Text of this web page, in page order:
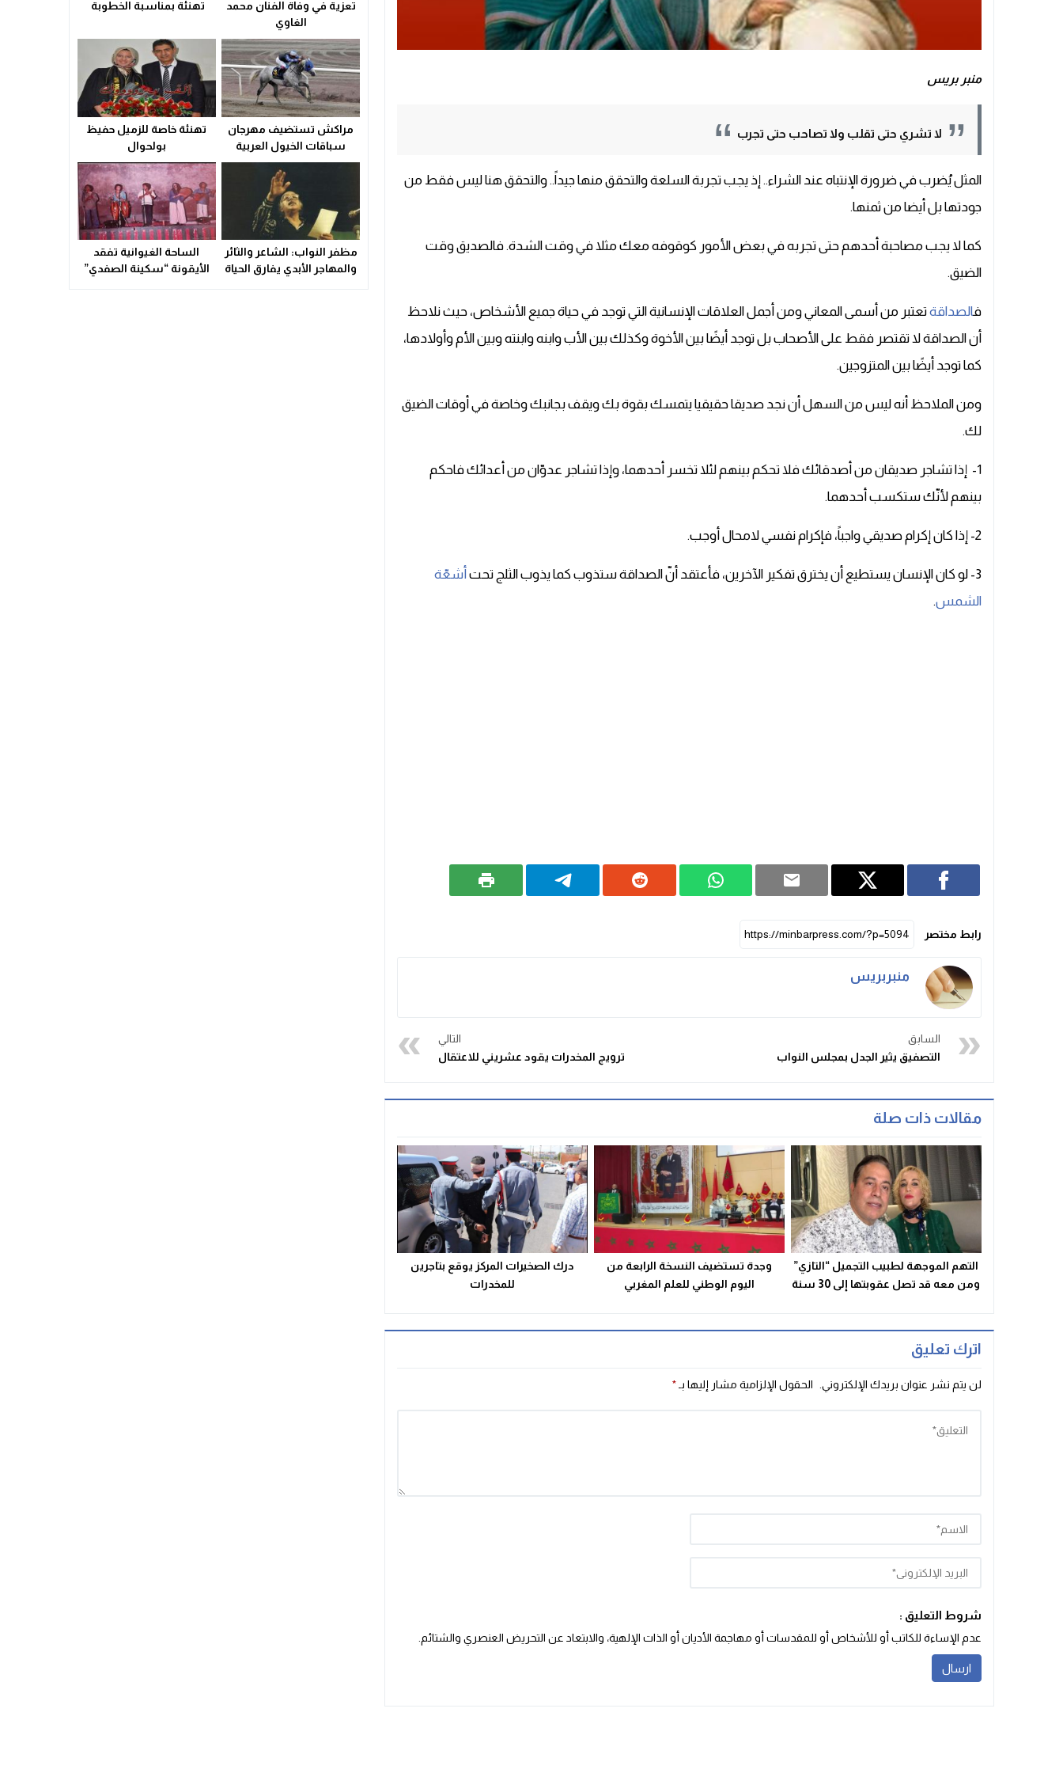
منبر بريس
لا تشري حتى تقلب ولا تصاحب حتى تجرب
المثل يُضرب في ضرورة الإنتباه عند الشراء.. إذ يجب تجربة السلعة والتحقق منها جيداً.. والتحقق هنا ليس فقط من
جودتها بل أيضا من ثمنها.
كما لا يجب مصاحبة أحدهم حتى تجربه في بعض الأمور كوقوفه معك مثلا في وقت الشدة. فالصديق وقت
الضيق.
فالصداقةتعتبر من أسمى المعاني ومن أجمل العلاقات الإنسانية التي توجد في حياة جميع الأشخاص، حيث نلاحظ
أن الصداقة لا تقتصر فقط على الأصحاب بل توجد أيضًا بين الأخوة وكذلك بين الأب وابنه وابنته وبين الأم وأولادها،
كما توجد أيضًا بين المتزوجين.
ومن الملاحظ أنه ليس من السهل أن نجد صديقا حقيقيا يتمسك بقوة بك ويقف بجانبك وخاصة في أوقات الضيق
لك.
1- إذا تشاجر صديقان من أصدقائك فلا تحكم بينهم لئلا تخسر أحدهما، وإذا تشاجر عدوّان من أعدائك فاحكم
بينهم لأنّك ستكسب أحدهما.
2- إذا كان إكرام صديقي واجباً، فإكرام نفسي لامحال أوجب.
3- لو كان الإنسان يستطيع أن يخترق تفكير الآخرين، فأعتقد أنّ الصداقة ستذوب كما يذوب الثلج تحت
أشعّة
الشمس.
رابط مختصر
منبربريس
السابق
التصفيق يثير الجدل بمجلس النواب
التالي
ترويج المخدرات يقود عشريني للاعتقال
مقالات ذات صلة
التهم الموجهة لطبيب التجميل “التازي”
ومن معه قد تصل عقوبتها إلى 30 سنة
وجدة تستضيف النسخة الرابعة من
اليوم الوطني للعلم المغربي
درك الصخيرات المركز يوقع بتاجرين
للمخدرات
اترك تعليق
لن يتم نشر عنوان بريدك الإلكتروني. الحقول الإلزامية مشار إليها بـ*
شروط التعليق :
عدم الإساءة للكاتب أو للأشخاص أو للمقدسات أو مهاجمة الأديان أو الذات الإلهية، والابتعاد عن التحريض العنصري والشتائم‬.
ولاية أمن وجدة تُقرب خدمات بطاقة التعريف الوطنية من سكان
23:31 سوء التدبير و التسيير في القطاع الصحي المحلي يشعل التوتر
تعزية في وفاة الفنان محمد
الغاوي
تهنئة بمناسبة الخطوبة
مراكش تستضيف مهرجان
سباقات الخيول العربية
الأصيلة
تهنئة خاصة للزميل حفيظ
بولحوال
مظفر النواب: الشاعر والثائر
والمهاجر الأبدي يفارق الحياة
الساحة الغيوانية تفقد
الأيقونة “سكينة الصفدي”